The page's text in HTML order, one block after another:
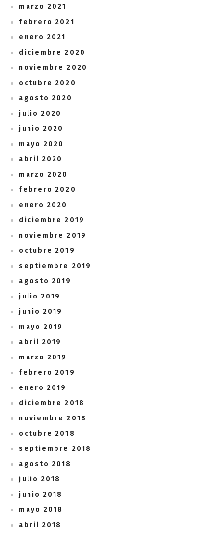
marzo 2021
febrero 2021
enero 2021
diciembre 2020
noviembre 2020
octubre 2020
agosto 2020
julio 2020
junio 2020
mayo 2020
abril 2020
marzo 2020
febrero 2020
enero 2020
diciembre 2019
noviembre 2019
octubre 2019
septiembre 2019
agosto 2019
julio 2019
junio 2019
mayo 2019
abril 2019
marzo 2019
febrero 2019
enero 2019
diciembre 2018
noviembre 2018
octubre 2018
septiembre 2018
agosto 2018
julio 2018
junio 2018
mayo 2018
abril 2018